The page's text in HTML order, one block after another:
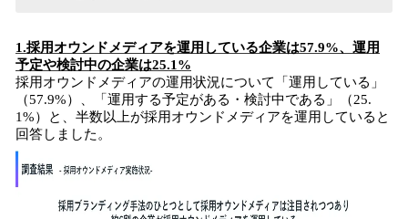
1.採用オウンドメディアを運用している企業は57.9%、運用
予定や検討中の企業は25.1%
採用オウンドメディアの運用状況について「運用している」
（57.9%）、「運用する予定がある・検討中である」（25.
1%）と、半数以上が採用オウンドメディアを運用していると
回答しました。